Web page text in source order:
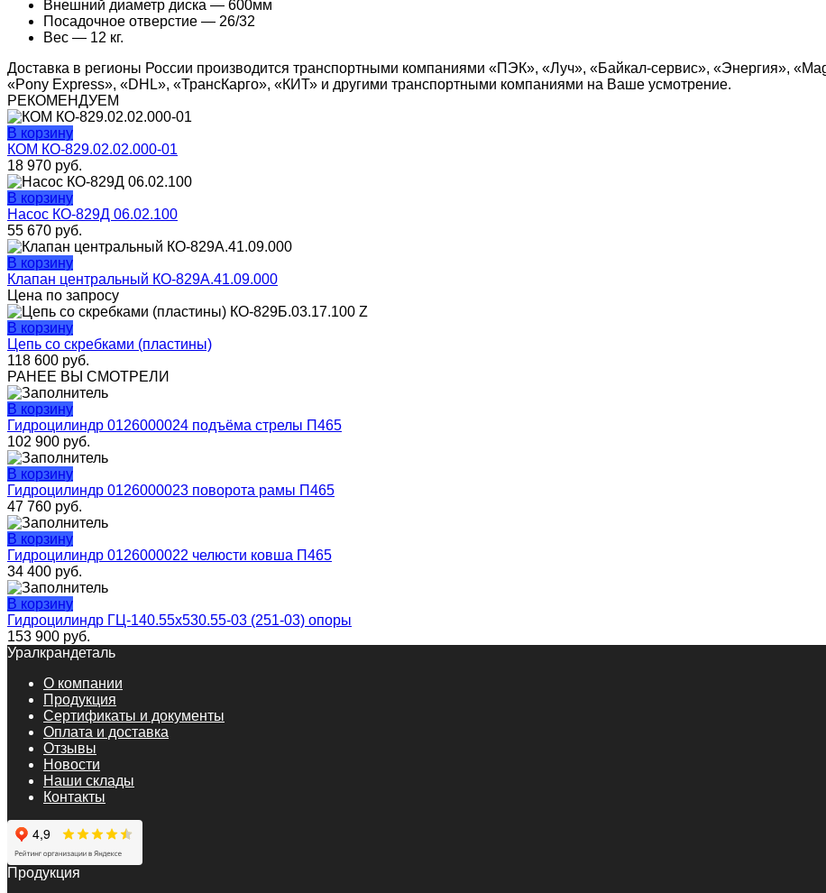
Внешний диаметр диска — 600мм
Посадочное отверстие — 26/32
Вес — 12 кг.
Доставка в регионы России производится транспортными компаниями «ПЭК», «Луч», «Байкал-сервис», «Энергия»,
«Pony Express», «DHL», «ТрансКарго», «КИТ» и другими транспортными компаниями на Ваше усмотрение.
РЕКОМЕНДУЕМ
В корзину
КОМ КО-829.02.02.000-01
18 970 руб.
В корзину
Насос КО-829Д 06.02.100
55 670 руб.
В корзину
Клапан центральный КО-829А.41.09.000
Цена по запросу
В корзину
Цепь со скребками (пластины)
118 600 руб.
РАНЕЕ ВЫ СМОТРЕЛИ
В корзину
Гидроцилиндр 0126000024 подъёма стрелы П465
102 900 руб.
В корзину
Гидроцилиндр 0126000023 поворота рамы П465
47 760 руб.
В корзину
Гидроцилиндр 0126000022 челюсти ковша П465
34 400 руб.
В корзину
Гидроцилиндр ГЦ-140.55х530.55-03 (251-03) опоры
153 900 руб.
Уралкрандеталь
О компании
Продукция
Сертификаты и документы
Оплата и доставка
Отзывы
Новости
Наши склады
Контакты
Продукция